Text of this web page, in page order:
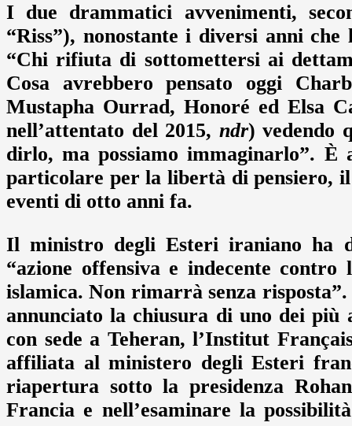
I due drammatici avvenimenti,
“Riss”), nonostante i diversi anni
“Chi rifiuta di sottomettersi ai
Cosa avrebbero pensato oggi
Mustapha Ourrad, Honoré ed Elsa
nell’attentato del 2015, ndr) vedendo
dirlo, ma possiamo immaginarlo”.
particolare per la libertà di pensiero,
eventi di otto anni fa.
Il ministro degli Esteri iraniano ha
“azione offensiva e indecente
islamica. Non rimarrà senza
annunciato la chiusura di uno dei
con sede a Teheran, l’Institut
affiliata al ministero degli Esteri
riapertura sotto la presidenza
Francia e nell’esaminare la